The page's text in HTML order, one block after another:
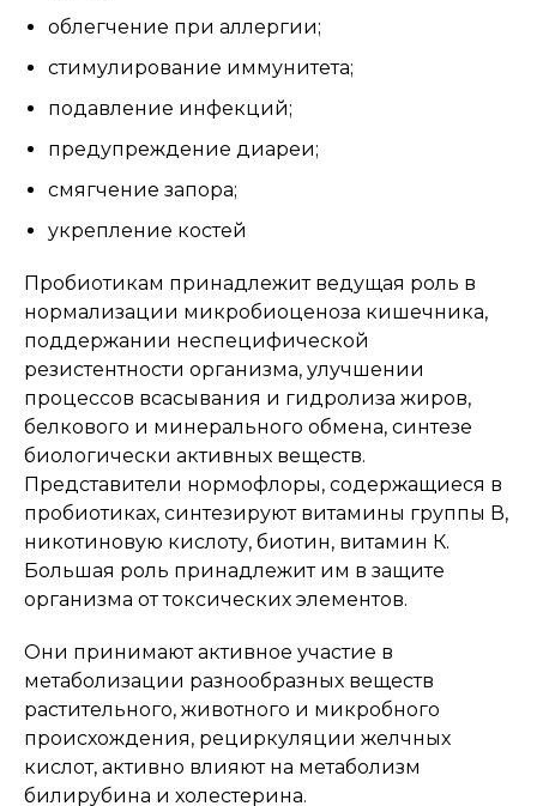
облегчение при аллергии;
стимулирование иммунитета;
подавление инфекций;
предупреждение диареи;
смягчение запора;
укрепление костей
Пробиотикам принадлежит ведущая роль в
нормализации микробиоценоза кишечника,
поддержании неспецифической
резистентности организма, улучшении
процессов всасывания и гидролиза жиров,
белкового и минерального обмена, синтезе
биологически активных веществ.
Представители нормофлоры, содержащиеся в
пробиотиках, синтезируют витамины группы В,
никотиновую кислоту, биотин, витамин К.
Большая роль принадлежит им в защите
организма от токсических элементов.
Они принимают активное участие в
метаболизации разнообразных веществ
растительного, животного и микробного
происхождения, рециркуляции желчных
кислот, активно влияют на метаболизм
билирубина и холестерина.